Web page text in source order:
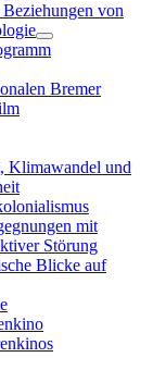
von
Bremer
Klimawandel und
mit
Störung
Blicke auf